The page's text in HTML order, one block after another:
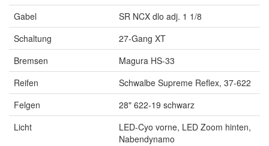
Gabel
SR NCX dlo adj. 1 1/8
Schaltung
27-Gang XT
Bremsen
Magura HS-33
Reifen
Schwalbe Supreme Reflex, 37-622
Felgen
28" 622-19 schwarz
Licht
LED-Cyo vorne, LED Zoom hinten,
Nabendynamo